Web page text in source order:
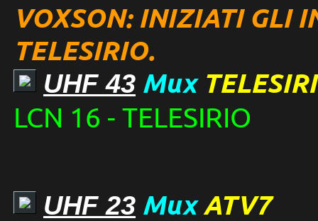
VOXSON: INIZIATI GLI
TELESIRIO.
UHF 43 Mux
LCN 16 - TELESIRIO
UHF 23 MuxATV7